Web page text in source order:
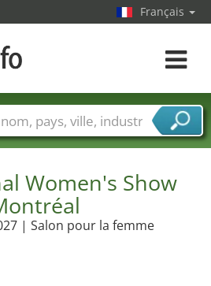
Women's Show
| Salon pour la femme
Français
Toggle
Villes
Secteurs de foire